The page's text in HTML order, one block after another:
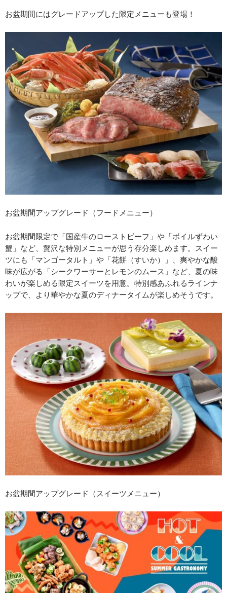
お盆期間にはグレードアップした限定メニューも登場！
お盆期間アップグレード（フードメニュー）
お盆期間限定で「国産牛のローストビーフ」や「ボイルずわい
蟹」など、贅沢な特別メニューが思う存分楽しめます。スイー
ツにも「マンゴータルト」や「花餅（すいか）」、爽やかな酸
味が広がる「シークワーサーとレモンのムース」など、夏の味
わいが楽しめる限定スイーツを用意。特別感あふれるラインナ
ップで、より華やかな夏のディナータイムが楽しめそうです。
お盆期間アップグレード（スイーツメニュー）